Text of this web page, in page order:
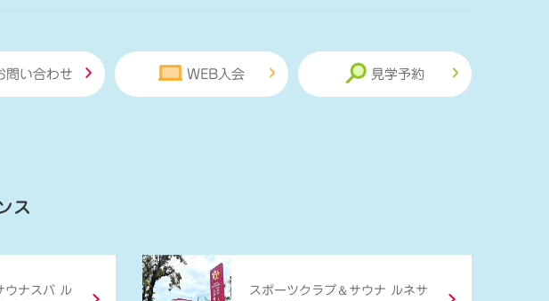
問い合わせ WEB入会 見学予約
ス
ウナスパ ル
スポーツクラブ ＆ サウナ ルネサ